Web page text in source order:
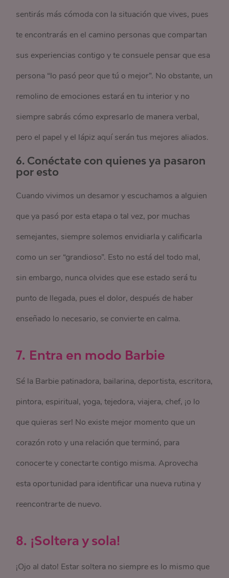
sentirás más cómoda con la situación que vives, pues
te encontrarás en el camino personas que compartan
sus experiencias contigo y te consuele pensar que esa
persona “lo pasó peor que tú o mejor”. No obstante, un
remolino de emociones estará en tu interior y no
siempre sabrás cómo expresarlo de manera verbal,
pero el papel y el lápiz aquí serán tus mejores aliados.
6. Conéctate con quienes ya pasaron
por esto
Cuando vivimos un desamor y escuchamos a alguien
que ya pasó por esta etapa o tal vez, por muchas
semejantes, siempre solemos envidiarla y calificarla
como un ser “grandioso”. Esto no está del todo mal,
sin embargo, nunca olvides que ese estado será tu
punto de llegada, pues el dolor, después de haber
enseñado lo necesario, se convierte en calma.
7. Entra en modo Barbie
Sé la Barbie patinadora, bailarina, deportista, escritora,
pintora, espiritual, yoga, tejedora, viajera, chef, ¡o lo
que quieras ser! No existe mejor momento que un
corazón roto y una relación que terminó, para
conocerte y conectarte contigo misma. Aprovecha
esta oportunidad para identificar una nueva rutina y
reencontrarte de nuevo.
8. ¡Soltera y sola!
¡Ojo al dato! Estar soltera no siempre es lo mismo que